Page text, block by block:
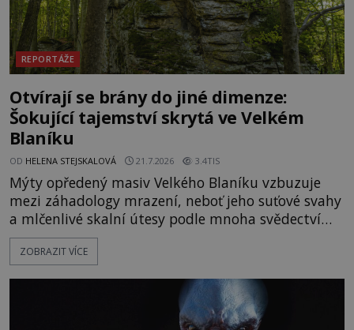
REPORTÁŽE
Otvírají se brány do jiné dimenze:
Šokující tajemství skrytá ve Velkém
Blaníku
OD HELENA STEJSKALOVÁ 21.7.2026 3.4TIS
Mýty opředený masiv Velkého Blaníku vzbuzuje
mezi záhadology mrazení, neboť jeho suťové svahy
a mlčenlivé skalní útesy podle mnoha svědectví
fungují jako anomální zóny, kde selhává lidské
vnímání času i prostoru. Geologické anomálie hory
badatelé zde odkrývají indicie, které propojují
prastaré pohanské kulty, keltské svatyně a zprávy
ZOBRAZIT VÍCE